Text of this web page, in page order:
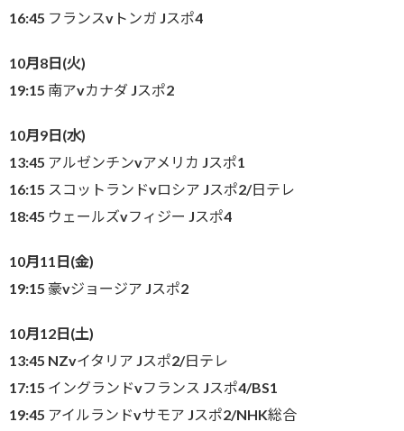
16:45 フランスvトンガ Jスポ4
10月8日(火)
19:15 南アvカナダ Jスポ2
10月9日(水)
13:45 アルゼンチンvアメリカ Jスポ1
16:15 スコットランドvロシア Jスポ2/日テレ
18:45 ウェールズvフィジー Jスポ4
10月11日(金)
19:15 豪vジョージア Jスポ2
10月12日(土)
13:45 NZvイタリア Jスポ2/日テレ
17:15 イングランドvフランス Jスポ4/BS1
19:45 アイルランドvサモア Jスポ2/NHK総合